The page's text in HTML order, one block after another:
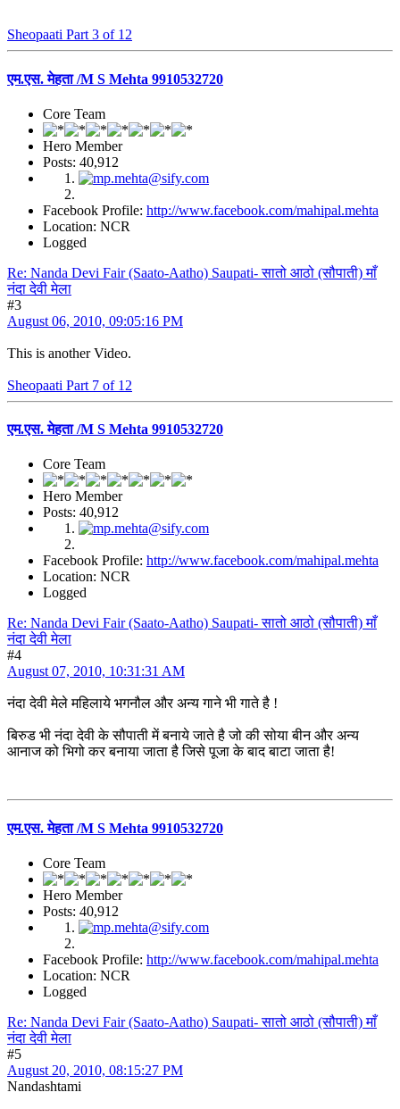
Sheopaati Part 3 of 12
एम.एस. मेहता /M S Mehta 9910532720
Core Team
Hero Member
Posts: 40,912
Facebook Profile: http://www.facebook.com/mahipal.mehta
Location: NCR
Logged
Re: Nanda Devi Fair (Saato-Aatho) Saupati- सातो आठो (सौपाती) माँ
नंदा देवी मेला
#3
August 06, 2010, 09:05:16 PM
This is another Video.
Sheopaati Part 7 of 12
एम.एस. मेहता /M S Mehta 9910532720
Core Team
Hero Member
Posts: 40,912
Facebook Profile: http://www.facebook.com/mahipal.mehta
Location: NCR
Logged
Re: Nanda Devi Fair (Saato-Aatho) Saupati- सातो आठो (सौपाती) माँ
नंदा देवी मेला
#4
August 07, 2010, 10:31:31 AM
नंदा देवी मेले महिलाये भगनौल और अन्य गाने भी गाते है !
बिरुड भी नंदा देवी के सौपाती में बनाये जाते है जो की सोया बीन और अन्य
आनाज को भिगो कर बनाया जाता है जिसे पूजा के बाद बाटा जाता है!
एम.एस. मेहता /M S Mehta 9910532720
Core Team
Hero Member
Posts: 40,912
Facebook Profile: http://www.facebook.com/mahipal.mehta
Location: NCR
Logged
Re: Nanda Devi Fair (Saato-Aatho) Saupati- सातो आठो (सौपाती) माँ
नंदा देवी मेला
#5
August 20, 2010, 08:15:27 PM
Nandashtami